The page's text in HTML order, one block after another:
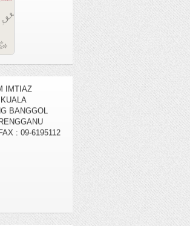
IMTIAZ
BANGGOL
: 09-6195112